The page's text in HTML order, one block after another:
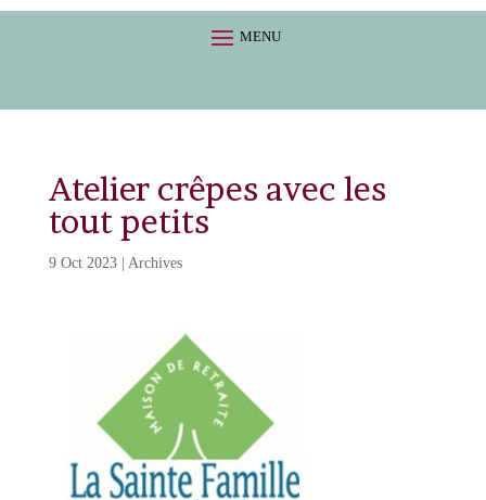
Atelier crêpes avec les
tout petits
9 Oct 2023| Archives